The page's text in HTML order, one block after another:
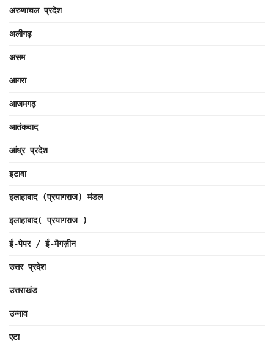
अरुणाचल प्रदेश
अलीगढ़
असम
आगरा
आजमगढ़
आतंकवाद
आंध्र प्रदेश
इटावा
इलाहाबाद (प्रयागराज) मंडल
इलाहाबाद( प्रयागराज )
ई-पेपर / ई-मैगज़ीन
उत्तर प्रदेश
उत्तराखंड
उन्नाव
एटा